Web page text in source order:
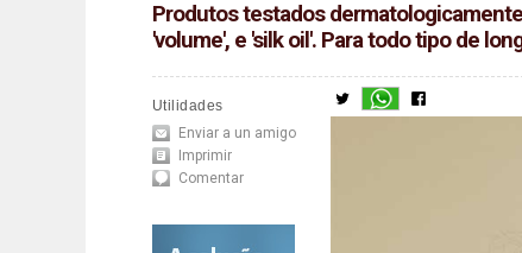
Produtos testados
'volume', e 'silk oil'. Para todo tipo de
Utilidades
Enviar a un amigo
Imprimir
Comentar